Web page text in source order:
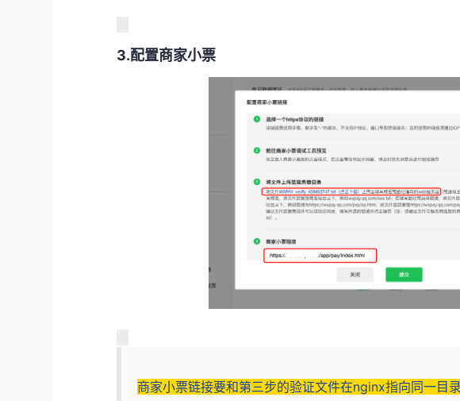
3.配置商家小票
商家小票链接要和第三步的验证文件在nginx指向同一目录